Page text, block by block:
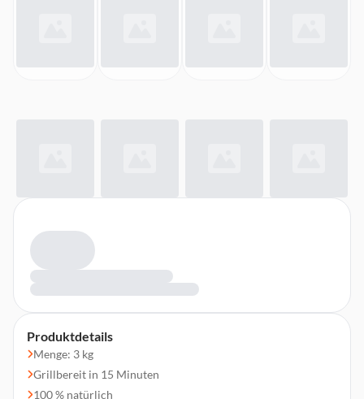
Produktdetails
Menge: 3 kg
Grillbereit in 15 Minuten
100 % natürlich